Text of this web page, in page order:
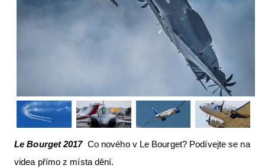
Le Bourget 2017Co nového v Le Bourget? Podívejte se na
videa přímo z místa dění.
Série & speciály
Letecká videa
VFR Communication app
The SAFE Guide app
Nabídky práce v letectví